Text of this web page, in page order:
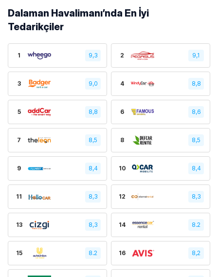
Dalaman Havalimanı’nda En İyi
Tedarikçiler
1 9,3 2 9,1
3 9,0 4 8,8
5 8,8 6 8,6
7 8,5 8 8,5
9 8,4 10 8,4
11 8,3 12 8,3
13 8,3 14 8.2
15 8.2 16 8,2